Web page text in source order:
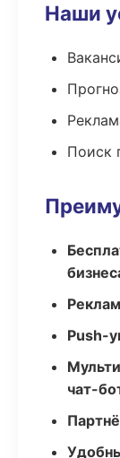
Наши
Поиск
Push-
чат-